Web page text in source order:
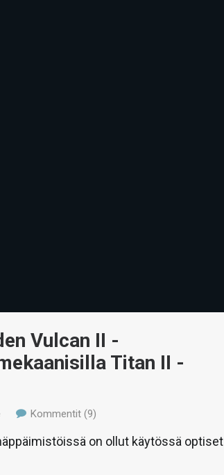
Vulcan II -
Titan II -
Kommentit (9)
on ollut käytössä optiset